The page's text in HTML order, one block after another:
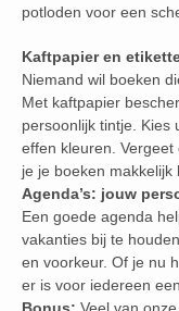
potloden voor een
Kaftpapier en
Niemand wil boeken
Met kaftpapier
persoonlijk tintje. Kies
effen kleuren.
je je boeken makkelijk
Agenda’s: jouw
Een goede agenda
vakanties bij te
en voorkeur. Of je nu
er is voor iedereen